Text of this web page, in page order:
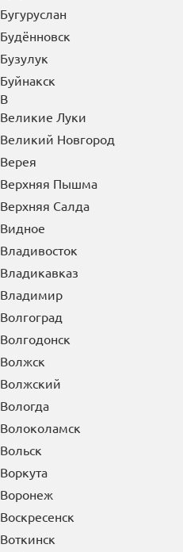
Бугуруслан
Будённовск
Бузулук
Буйнакск
В
Великие Луки
Великий Новгород
Верея
Верхняя Пышма
Верхняя Салда
Видное
Владивосток
Владикавказ
Владимир
Волгоград
Волгодонск
Волжск
Волжский
Вологда
Волоколамск
Вольск
Воркута
Воронеж
Воскресенск
Воткинск